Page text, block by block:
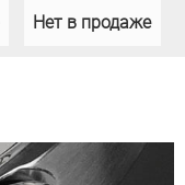
Нет в продаже